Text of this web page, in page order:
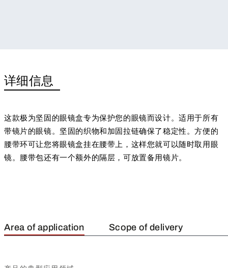
详细信息
这款极为坚固的眼镜盒专为保护您的眼镜而设计。适用于所有
带镜片的眼镜。坚固的织物和加固拉链确保了稳定性。方便的
腰带环可让您将眼镜盒挂在腰带上，这样您就可以随时取用眼
镜。腰带包还有一个额外的隔层，可放置备用镜片。
Area of application Scope of delivery